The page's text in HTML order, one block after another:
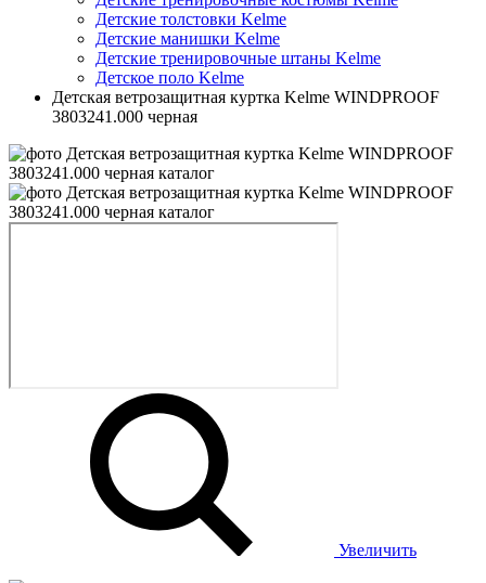
Детские толстовки Kelme
Детские манишки Kelme
Детские тренировочные штаны Kelme
Детское поло Kelme
Детская ветрозащитная куртка Kelme WINDPROOF
3803241.000 черная
Увеличить